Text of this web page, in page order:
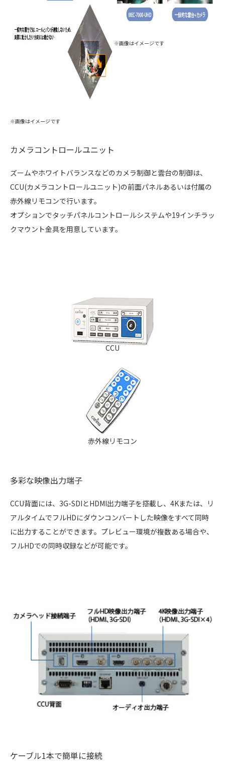
※画像はイメージです
※画像はイメージです
カメラコントロールユニット
ズームやホワイトバランスなどのカメラ制御と雲台の制御は、
CCU(カメラコントロールユニット)の前面パネルあるいは付属の
赤外線リモコンで行います。
オプションでタッチパネルコントロールシステムや19インチラッ
クマウント金具を用意しています。
CCU
赤外線リモコン
多彩な映像出力端子
CCU背面には、3G-SDIとHDMI出力端子を搭載し、4Kまたは、リ
アルタイムでフルHDにダウンコンバートした映像をすべて同時
に出力することができます。プレビュー環境が複数ある場合や、
フルHDでの同時収録などが可能です。
ケーブル1本で簡単に接続